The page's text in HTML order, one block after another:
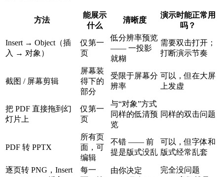
方法
能展示
什么
清晰度
演示时能正常用
吗？
Insert → Object（插
入 → 对象）
仅第一
页
低分辨率预览
—— 一投影
就糊
需要双击打开；
打断演示节奏
截图 / 屏幕剪辑
屏幕装
得下的
部分
受限于屏幕分
辨率
可以，但在大屏
上发虚
把 PDF 直接拖到幻
灯片上
仅第一
页
与“对象”方式
同样的低清预
览
同样的双击问题
PDF 转 PPTX
所有页
面，可
编辑
不错 —— 前
提是版式没乱
可以，但字体和
版式经常乱套
逐页转 PNG，Insert
每一
由你决定
完全没问题